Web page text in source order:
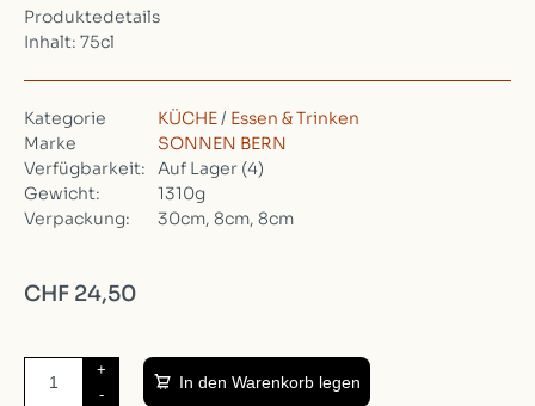
Produktedetails
Inhalt: 75cl
Kategorie KÜCHE/ Essen & Trinken
Marke
SONNEN BERN
Verfügbarkeit:
Auf Lager (4)
Gewicht:
1310g
Verpackung:
30cm, 8cm, 8cm
CHF 24,50
+
-
In den Warenkorb legen